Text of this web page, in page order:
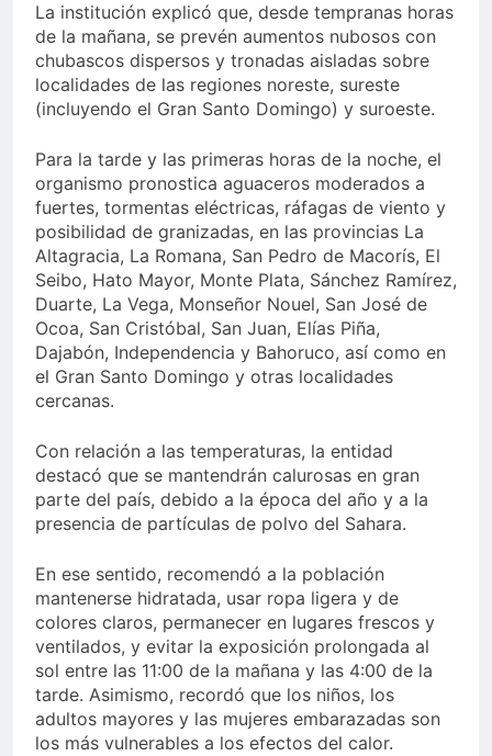
La institución explicó que, desde tempranas horas
de la mañana, se prevén aumentos nubosos con
chubascos dispersos y tronadas aisladas sobre
localidades de las regiones noreste, sureste
(incluyendo el Gran Santo Domingo) y suroeste.
Para la tarde y las primeras horas de la noche, el
organismo pronostica aguaceros moderados a
fuertes, tormentas eléctricas, ráfagas de viento y
posibilidad de granizadas, en las provincias La
Altagracia, La Romana, San Pedro de Macorís, El
Seibo, Hato Mayor, Monte Plata, Sánchez Ramírez,
Duarte, La Vega, Monseñor Nouel, San José de
Ocoa, San Cristóbal, San Juan, Elías Piña,
Dajabón, Independencia y Bahoruco, así como en
el Gran Santo Domingo y otras localidades
cercanas.
Con relación a las temperaturas, la entidad
destacó que se mantendrán calurosas en gran
parte del país, debido a la época del año y a la
presencia de partículas de polvo del Sahara.
En ese sentido, recomendó a la población
mantenerse hidratada, usar ropa ligera y de
colores claros, permanecer en lugares frescos y
ventilados, y evitar la exposición prolongada al
sol entre las 11:00 de la mañana y las 4:00 de la
tarde. Asimismo, recordó que los niños, los
adultos mayores y las mujeres embarazadas son
los más vulnerables a los efectos del calor.